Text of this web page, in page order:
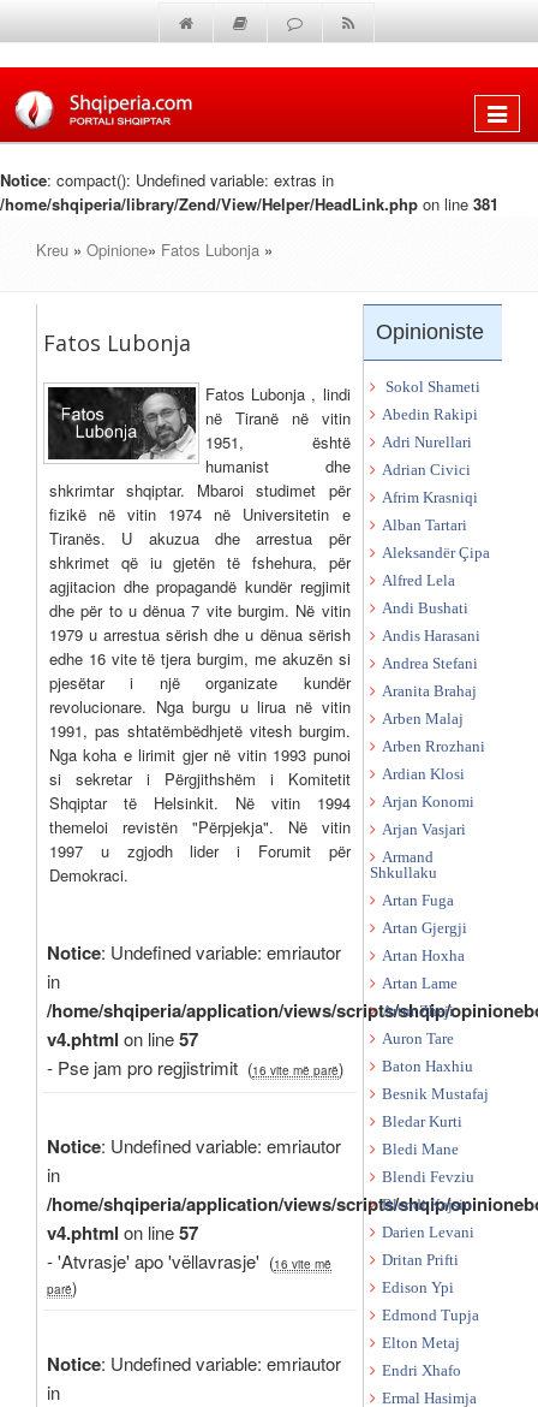
Shfaq
Notice: compact(): Undefined variable: extras in
/home/shqiperia/library/Zend/View/Helper/HeadLink.php on line 381
Kreu » Opinione» Fatos Lubonja »
Fatos Lubonja
Fatos Lubonja , lindi
në Tiranë në vitin
1951, është
humanist dhe
shkrimtar shqiptar. Mbaroi studimet për
fizikë në vitin 1974 në Universitetin e
Tiranës. U akuzua dhe arrestua për
shkrimet që iu gjetën të fshehura, për
agjitacion dhe propagandë kundër regjimit
dhe për to u dënua 7 vite burgim. Në vitin
1979 u arrestua sërish dhe u dënua sërish
edhe 16 vite të tjera burgim, me akuzën si
pjesëtar i një organizate kundër
revolucionare. Nga burgu u lirua në vitin
1991, pas shtatëmbëdhjetë vitesh burgim.
Nga koha e lirimit gjer në vitin 1993 punoi
si sekretar i Përgjithshëm i Komitetit
Shqiptar të Helsinkit. Në vitin 1994
themeloi revistën "Përpjekja". Në vitin
1997 u zgjodh lider i Forumit për
Demokraci.
Notice: Undefined variable: emriautor
in
/home/shqiperia/application/views/scripts/shqip/
v4.phtml on line57
- Pse jam pro regjistrimit (16 vite më parë)
Notice: Undefined variable: emriautor
in
/home/shqiperia/application/views/scripts/shqip/
v4.phtml on line57
- 'Atvrasje' apo 'vëllavrasje' (16 vite më
parë)
Notice: Undefined variable: emriautor
in
Opinioniste
Sokol Shameti
Abedin Rakipi
Adri Nurellari
Adrian Civici
Afrim Krasniqi
Alban Tartari
Aleksandër Çipa
Alfred Lela
Andi Bushati
Andis Harasani
Andrea Stefani
Aranita Brahaj
Arben Malaj
Arben Rrozhani
Ardian Klosi
Arjan Konomi
Arjan Vasjari
Armand
Shkullaku
Artan Fuga
Artan Gjergji
Artan Hoxha
Artan Lame
Artur Zheji
Auron Tare
Baton Haxhiu
Besnik Mustafaj
Bledar Kurti
Bledi Mane
Blendi Fevziu
Blendi Kajsiu
Darien Levani
Dritan Prifti
Edison Ypi
Edmond Tupja
Elton Metaj
Endri Xhafo
Ermal Hasimja